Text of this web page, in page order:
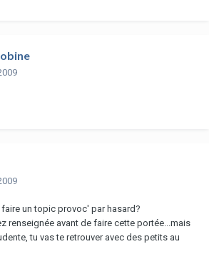
un topic provoc' par hasard?
renseignée avant de faire cette portée...mais
tu vas te retrouver avec des petits au